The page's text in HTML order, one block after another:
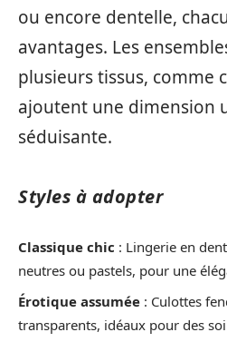
ou encore dentelle,
avantages. Les
plusieurs tissus, comme
ajoutent une dimension
séduisante.
Styles à adopter
Classique chic : Lingerie en
neutres ou pastels, pour une
Érotique assumée : Culottes
transparents, idéaux pour des